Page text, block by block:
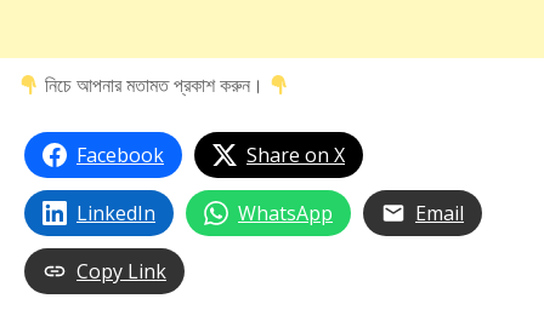
নিচে আপনার মতামত প্রকাশ করুন।
Facebook Share on X
LinkedIn WhatsApp Email
Copy Link